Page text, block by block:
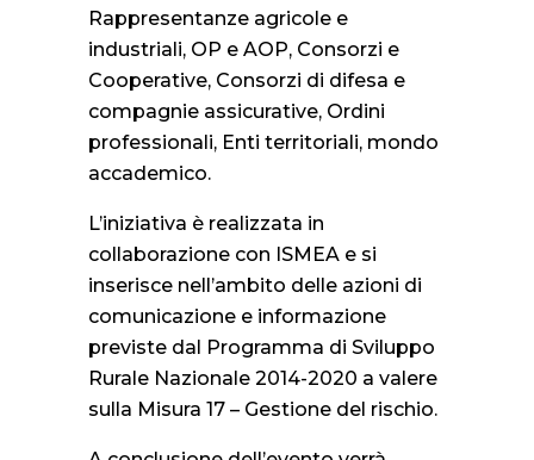
Rappresentanze agricole e
industriali, OP e AOP, Consorzi e
Cooperative, Consorzi di difesa e
compagnie assicurative, Ordini
professionali, Enti territoriali, mondo
accademico.
L’iniziativa è realizzata in
collaborazione con ISMEA e si
inserisce nell’ambito delle azioni di
comunicazione e informazione
previste dal Programma di Sviluppo
Rurale Nazionale 2014-2020 a valere
sulla Misura 17 – Gestione del rischio.